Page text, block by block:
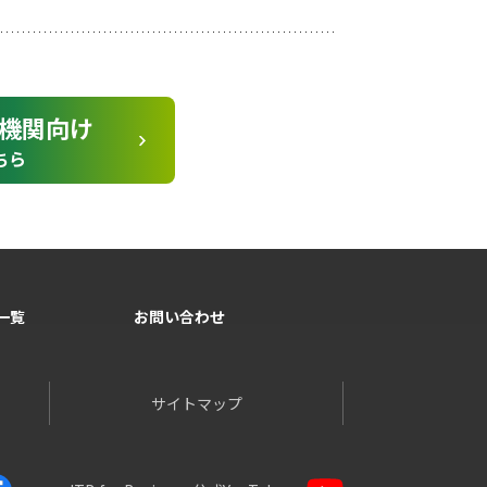
関向け
ら
覧 お問い合わせ
サイトマップ